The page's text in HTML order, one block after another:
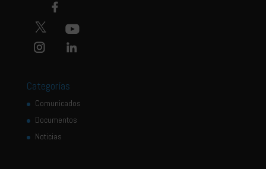
Categorías
Comunicados
Documentos
Noticias